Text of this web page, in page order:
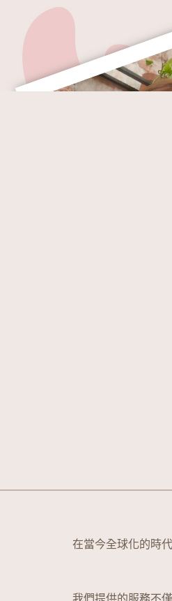
在當今全球化的時
我們提供的服務不